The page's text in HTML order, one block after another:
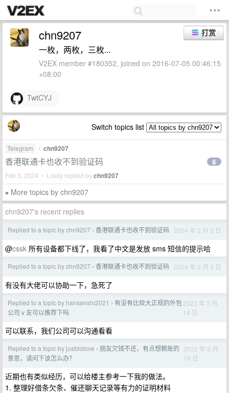
打赏
chn9207
一枚，两枚，三枚...
V2EX member #180352, joined on 2016-07-05 00:46:15
+08:00
TwtCYJ
Switch topics list
Telegram • chn9207
香港联通卡也收不到验证码
Feb 3, 2024 • Lastly replied bychn9207
6
» More topics by chn9207
chn9207's recent replies
Replied to a topic by chn9207 › 香港联通卡也收不到验证码 2024 年 2 月 3 日
@cssk 所有设备都下线了，我看了中文是发放 sms 短信的提示哈
Replied to a topic by chn9207 › 香港联通卡也收不到验证码 2024 年 2 月 3 日
有没有大佬可以协助一下，急死了
Replied to a topic by hansanshi2021 › 有没有比较大正规的外包
公司 v 友可以推荐下吗
2023 年 3 月
14 日
可以联系，我们公司可以沟通看看
Replied to a topic by justdolove › 朋友欠钱不还，有点想赖账的
意思，请问下该怎么办？
2022 年 9 月
19 日
近期也有类似经历，可以给楼主参考一下我的做法。
1. 整理好借条欠条、催还聊天记录等有力的证明材料